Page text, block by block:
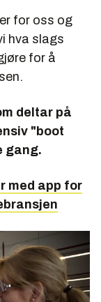
for oss og
hva slags
for å
deltar på
"boot
gang.
med app for